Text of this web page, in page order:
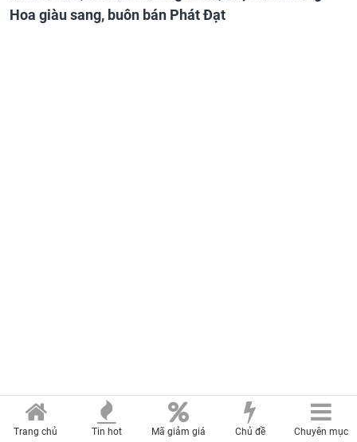
Hoa giàu sang, buôn bán Phát Đạt
Trang chủ Tin hot Mã giảm giá Chủ đề Chuyên mục